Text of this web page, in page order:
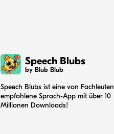
Speech Blubs
by Blub Blub
Speech Blubs ist eine von Fachleuten
empfohlene Sprach-App mit über 10
Millionen Downloads!